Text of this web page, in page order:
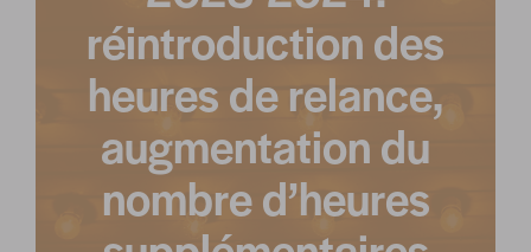
réintroduction des
heures de relance,
augmentation du
nombre d’heures